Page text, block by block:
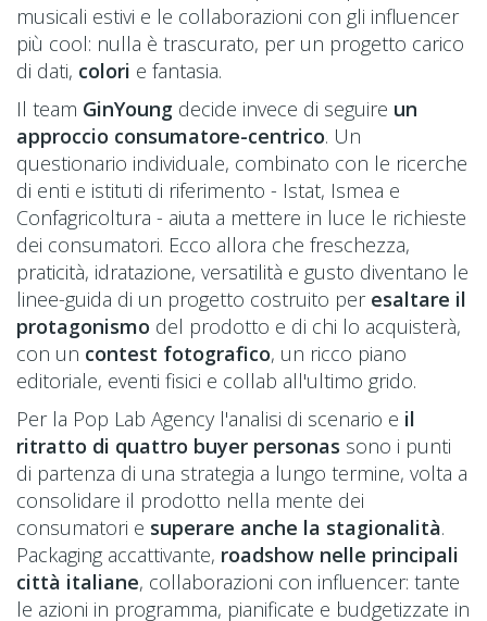
musicali estivi e le collaborazioni con gli influencer
più cool: nulla è trascurato, per un progetto carico
di dati, colori e fantasia.
Il team GinYoung decide invece di seguire un
approccio consumatore-centrico. Un
questionario individuale, combinato con le ricerche
di enti e istituti di riferimento - Istat, Ismea e
Confagricoltura - aiuta a mettere in luce le richieste
dei consumatori. Ecco allora che freschezza,
praticità, idratazione, versatilità e gusto diventano le
linee-guida di un progetto costruito per esaltare il
protagonismo del prodotto e di chi lo acquisterà,
con un contest fotografico, un ricco piano
editoriale, eventi fisici e collab all'ultimo grido.
Per la Pop Lab Agency l'analisi di scenario e il
ritratto di quattro buyer personas sono i punti
di partenza di una strategia a lungo termine, volta a
consolidare il prodotto nella mente dei
consumatori e superare anche la stagionalità.
Packaging accattivante, roadshow nelle principali
città italiane, collaborazioni con influencer: tante
le azioni in programma, pianificate e budgetizzate in